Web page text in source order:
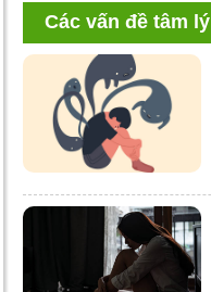
Các vấn đề tâm lý